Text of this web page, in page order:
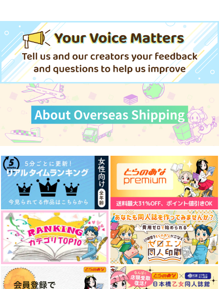
だからどっちなのよ！
はちみつカレー
629円（税込）
夏油傑×五条悟
サンプル
作品詳細
ウォーク・ライク・
ア・ダック
白白
1,572円（税込）
五条悟×夏油傑
サンプル
作品詳細
ブレイキング・ダウン
2,044円
五条悟×夏油傑
サンプル
作品詳細
かりそめ
専売 472 （税込）
呪術廻戦
五条悟×夏油傑
サンプル
カート
渡海屋
専売 715円（税込）
五条悟×夏油傑
crocus
専売 787円（税込）
呪術廻戦
五条悟×夏油傑
サンプル
if my wish come true
不可能犯罪捜査課
専売 707円（税込）
呪術廻戦
五条悟×夏油傑